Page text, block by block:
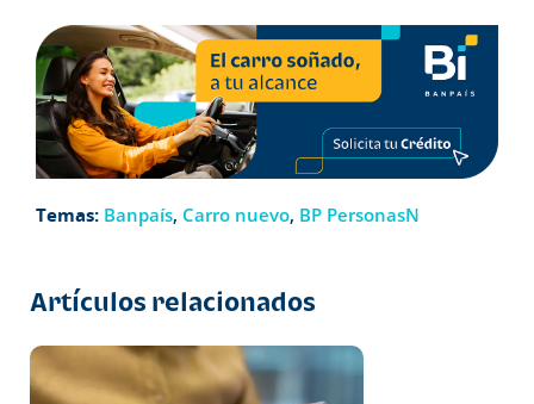
Temas: Banpaís, Carro nuevo, BP PersonasN
Artículos relacionados